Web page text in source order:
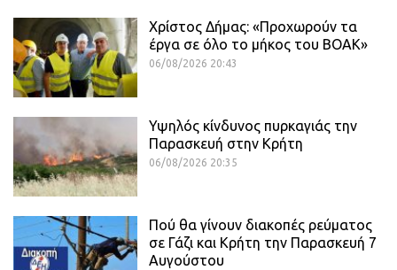
Χρίστος Δήμας: «Προχωρούν τα
έργα σε όλο το μήκος του ΒΟΑΚ»
06/08/2026 20:43
Υψηλός κίνδυνος πυρκαγιάς την
Παρασκευή στην Κρήτη
06/08/2026 20:35
Πού θα γίνουν διακοπές ρεύματος
σε Γάζι και Κρήτη την Παρασκευή 7
Αυγούστου